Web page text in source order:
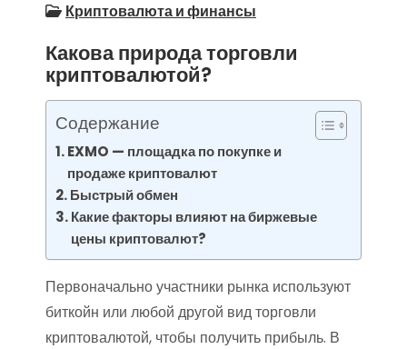
Криптовалюта и финансы
Какова природа торговли
криптовалютой?
Содержание
EXMO — площадка по покупке и
продаже криптовалют
Быстрый обмен
Какие факторы влияют на биржевые
цены криптовалют?
Первоначально участники рынка используют
биткойн или любой другой вид торговли
криптовалютой, чтобы получить прибыль. В